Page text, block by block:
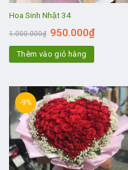
Hoa Sinh Nhật 34
1.000.000₫ 950.000₫
Thêm vào giỏ hàng
-9%